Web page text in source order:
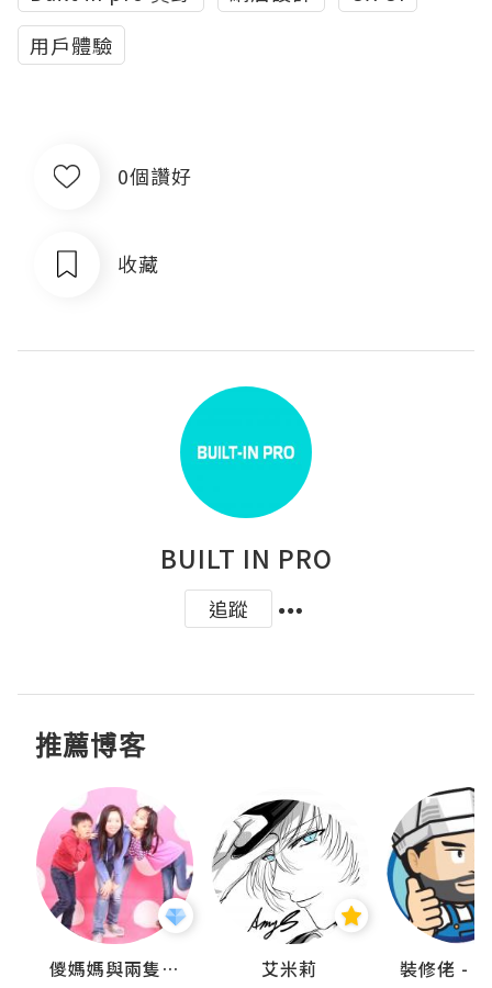
用戶體驗
0個讚好
收藏
BUILT IN PRO
追蹤
推薦博客
儍媽媽與兩隻小魔怪之家 艾米莉